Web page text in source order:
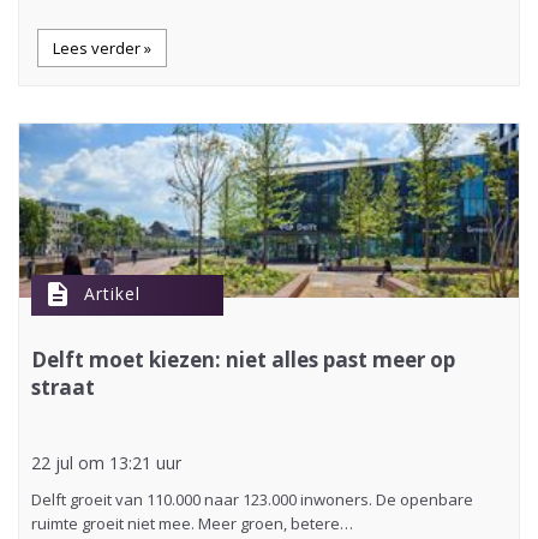
Lees verder »
description Artikel
Delft moet kiezen: niet alles past meer op
straat
22 jul om 13:21 uur
Delft groeit van 110.000 naar 123.000 inwoners. De openbare
ruimte groeit niet mee. Meer groen, betere…